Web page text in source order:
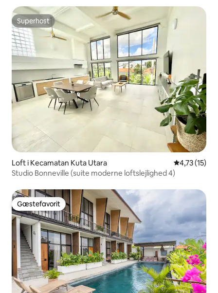
Superhost
Superhost
Loft i Kecamatan Kuta Utara 4,73 ud af 5
4,73 (15)
Studio Bonneville (suite moderne loftslejlighed 4)
Gæstefavorit
Gæstefavorit